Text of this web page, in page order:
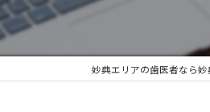
妙典エリアの歯医者なら